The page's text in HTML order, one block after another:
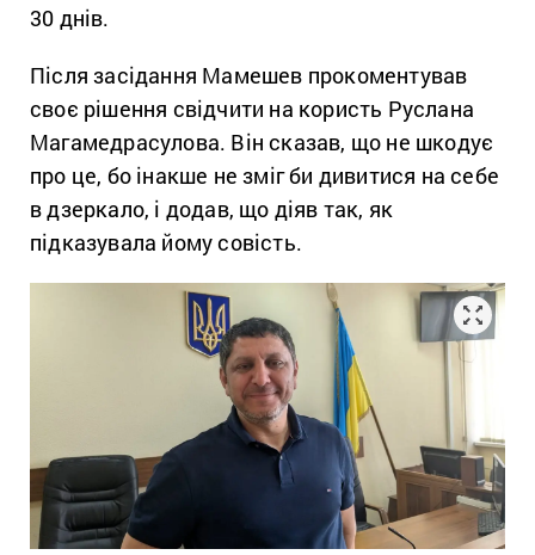
30 днів.
Після засідання Мамешев прокоментував
своє рішення свідчити на користь Руслана
Магамедрасулова. Він сказав, що не шкодує
про це, бо інакше не зміг би дивитися на себе
в дзеркало, і додав, що діяв так, як
підказувала йому совість.